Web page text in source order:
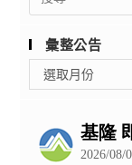
for:
彙整公告
整
選取月份